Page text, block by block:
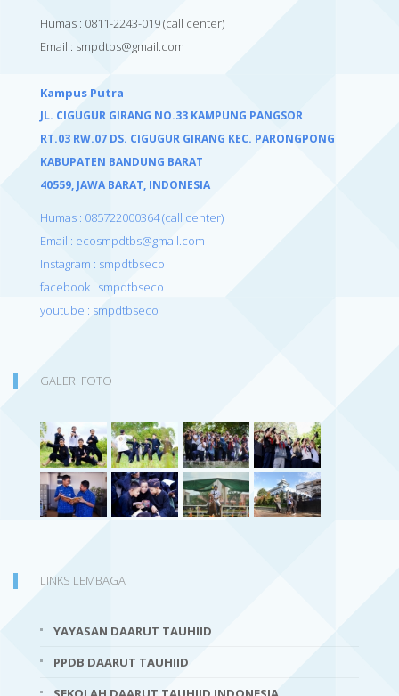
Humas : 0811-2243-019(call center)
Email : smpdtbs@gmail.com
Kampus Putra
JL. CIGUGUR GIRANG NO.33 KAMPUNG PANGSOR
RT.03 RW.07 DS. CIGUGUR GIRANG KEC. PARONGPONG
KABUPATEN BANDUNG BARAT
40559, JAWA BARAT, INDONESIA
Humas : 085722000364 (call center)
Email : ecosmpdtbs@gmail.com
Instagram : smpdtbseco
facebook : smpdtbseco
youtube : smpdtbseco
GALERI FOTO
LINKS LEMBAGA
YAYASAN DAARUT TAUHIID
PPDB DAARUT TAUHIID